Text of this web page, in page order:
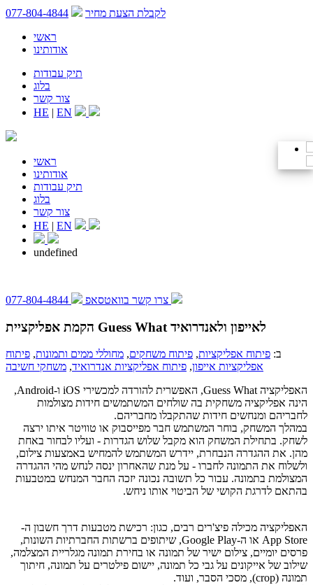
לקבלת הצעת מחיר
077-804-4844
ראשי
אודותינו
תיק עבודות
בלוג
צור קשר
HE | EN
ראשי
אודותינו
תיק עבודות
בלוג
צור קשר
HE | EN
undefined
צרו קשר בוואטסאפ 077-804-4844
הקמת אפליקציית Guess What לאייפון ולאנדרואיד
ב: פיתוח אפליקציות, פיתוח משחקים, מחוללי ממים ותמונות, פיתוח
אפליקציות אייפון, פיתוח אפליקציות אנדרואיד, משחקי חשיבה
האפליקציה Guess What, האפשרית להורדה למכשירי iOS ו-Android,
הינה אפליקציה משחקית בה שולחים המשתמשים חידות מצולמות
לחבריהם ומנחשים חידות שהתקבלו מחבריהם.
במהלך המשחק, בוחר המשתמש חבר מפייסבוק או טוויטר איתו ירצה
לשחק. בתחילת המשחק הוא מקבל שלוש הגדרות - ועליו לבחור באחת
מהן. את ההגדרה הנבחרת, יידרש המשתמש להמחיש באמצעות צילום,
ולשלוח את התמונה לחברו - על מנת שהאחרון ינסה לנחש מהי ההגדרה
המצולמת בתמונה. עבור כל תשובה נכונה יזכה החבר המנחש במטבעות
בהתאם לדרגת הקושי של הביטוי אותו ניחש.
האפליקציה מכילה פיצ'רים רבים, כגון: רכישת מטבעות דרך חשבון ה-
App Store או ה-Google Play, שיתופים ברשתות החברתיות השונות,
פרסים יומיים, צילום ישיר של תמונה או בחירת תמונה מגלריית המצלמה,
שילוב של אייקונים על גבי כל תמונה, יישום פילטרים על תמונה, חיתוך
תמונה (crop), מסכי הסבר, ועוד.